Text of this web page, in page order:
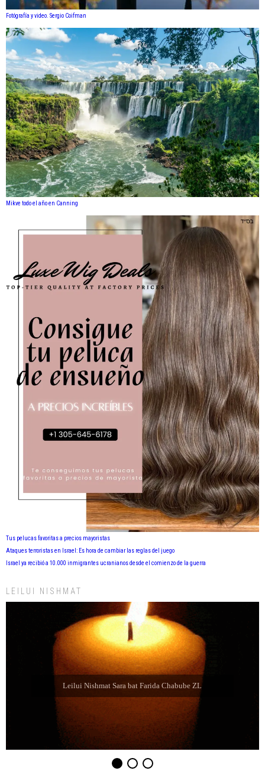
Fotógrafía y video. Sergio Coifman
Mikve todo el año en Canning
Tus pelucas favoritas a precios mayoristas
Ataques terroristas en Israel: Es hora de cambiar las reglas del juego
Israel ya recibió a 10.000 inmigrantes ucranianos desde el comienzo de la guerra
LEILUI NISHMAT
Leilui Nishmat Eliahu Jaim Jabbaz ZL ben Jacibe